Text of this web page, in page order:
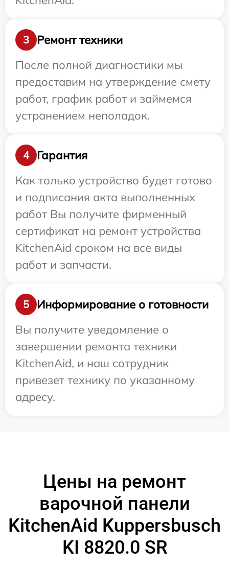
3
Ремонт техники
После полной диагностики мы
предоставим на утверждение смету
работ, график работ и займемся
устранением неполадок.
4
Гарантия
Как только устройство будет готово
и подписания акта выполненных
работ Вы получите фирменный
сертификат на ремонт устройства
KitchenAid сроком на все виды
работ и запчасти.
5
Информирование о готовности
Вы получите уведомление о
завершении ремонта техники
KitchenAid, и наш сотрудник
привезет технику по указанному
адресу.
Цены на ремонт
варочной панели
KitchenAid Kuppersbusch
KI 8820.0 SR